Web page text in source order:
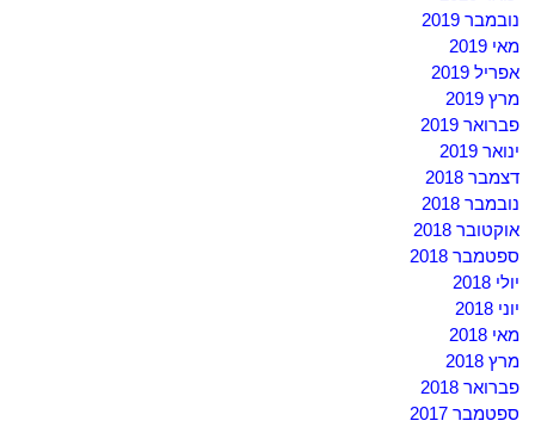
נובמבר 2019
מאי 2019
אפריל 2019
מרץ 2019
פברואר 2019
ינואר 2019
דצמבר 2018
נובמבר 2018
אוקטובר 2018
ספטמבר 2018
יולי 2018
יוני 2018
מאי 2018
מרץ 2018
פברואר 2018
ספטמבר 2017